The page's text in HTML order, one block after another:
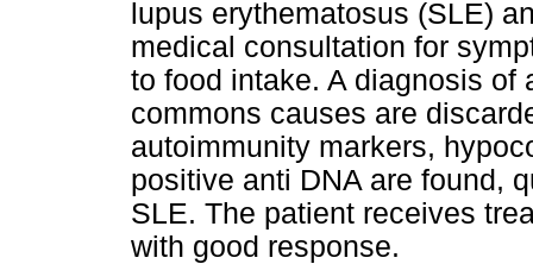
lupus erythematosus (SLE)
medical consultation for
to food intake. A diagnosis of
commons causes are
autoimmunity markers,
positive anti DNA are found,
SLE. The patient receives
with good response.